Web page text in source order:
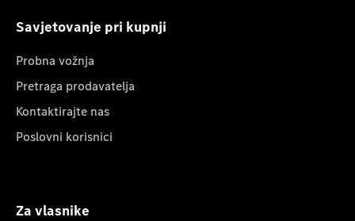
Savjetovanje pri kupnji
Probna vožnja
Pretraga prodavatelja
Kontaktirajte nas
Poslovni korisnici
Za vlasnike